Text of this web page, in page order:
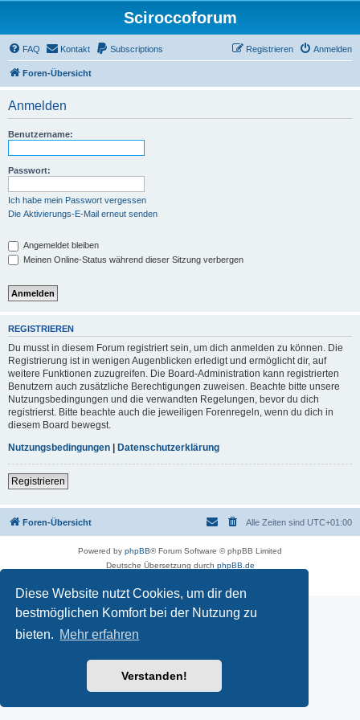
Diese Website nutzt Cookies, um dir den
bestmöglichen Komfort bei der Nutzung zu
bieten. Mehr erfahren
Verstanden!
Sciroccoforum
FAQ Kontakt Subscriptions Anmelden
Registrieren
Foren-Übersicht
Anmelden
Benutzername:
Passwort:
Ich habe mein Passwort vergessen
Die Aktivierungs-E-Mail erneut senden
Angemeldet bleiben
Meinen Online-Status während dieser Sitzung verbergen
REGISTRIEREN
Du musst in diesem Forum registriert sein, um dich anmelden zu können. Die
Registrierung ist in wenigen Augenblicken erledigt und ermöglicht dir, auf
weitere Funktionen zuzugreifen. Die Board-Administration kann registrierten
Benutzern auch zusätzliche Berechtigungen zuweisen. Beachte bitte unsere
Nutzungsbedingungen und die verwandten Regelungen, bevor du dich
registrierst. Bitte beachte auch die jeweiligen Forenregeln, wenn du dich in
diesem Board bewegst.
Nutzungsbedingungen | Datenschutzerklärung
Registrieren
Foren-Übersicht Alle Zeiten sind UTC+01:00
Powered by phpBB® Forum Software © phpBB Limited
Deutsche Übersetzung durch phpBB.de